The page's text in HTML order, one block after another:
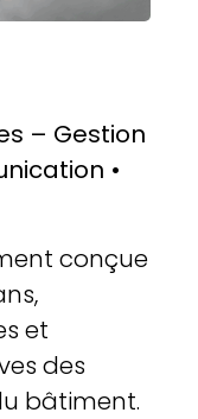
– Gestion
•
conçue
et
des
bâtiment.